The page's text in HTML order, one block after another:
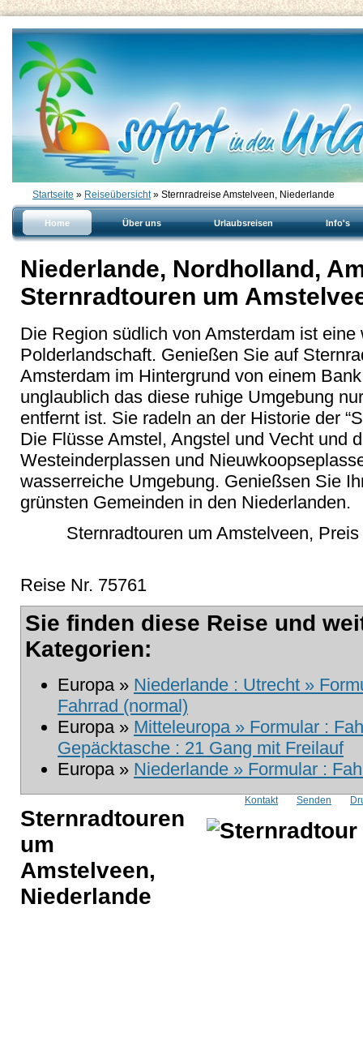
Startseite » Reiseübersicht» Sternradreise Amstelveen, Niederlande
Home Über uns Urlaubsreisen Info's
Niederlande, Nordholland,
Sternradtouren um
Die Region südlich von Amsterdam ist eine
Polderlandschaft. Genießen Sie auf
Amsterdam im Hintergrund von einem
unglaublich das diese ruhige Umgebung
entfernt ist. Sie radeln an der Historie der
Die Flüsse Amstel, Angstel und Vecht und
Westeinderplassen und
wasserreiche Umgebung. Genießsen Sie
grünsten Gemeinden in den Niederlanden.
Sternradtouren um Amstelveen,
Reise Nr. 75761
Sie finden diese Reise und
Kategorien:
Europa » Niederlande : Utrecht »
Fahrrad (normal)
Europa » Mitteleuropa » Formular :
Gepäcktasche : 21 Gang mit Freilauf
Europa » Niederlande » Formular :
Kontakt Senden
Sternradtouren
um
Amstelveen,
Niederlande